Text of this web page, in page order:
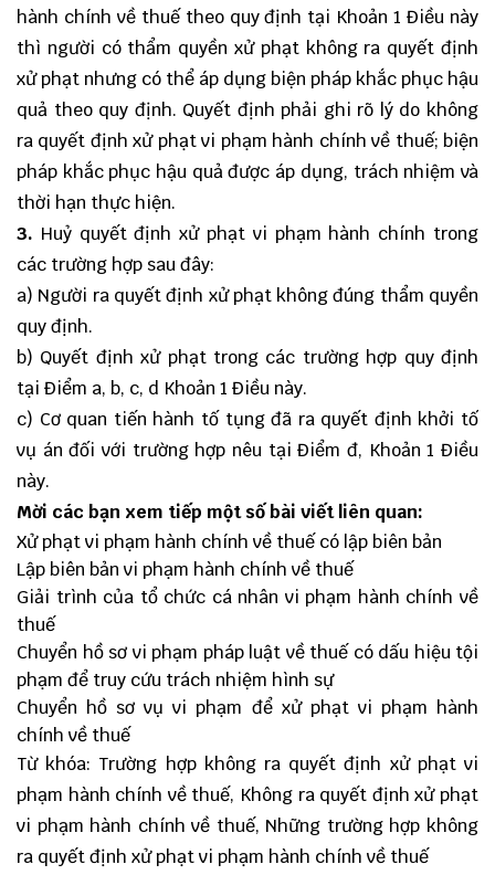
hành chính về thuế theo quy định tại Khoản 1 Điều này
thì người có thẩm quyền xử phạt không ra quyết định
xử phạt nhưng có thể áp dụng biện pháp khắc phục hậu
quả theo quy định. Quyết định phải ghi rõ lý do không
ra quyết định xử phạt vi phạm hành chính về thuế; biện
pháp khắc phục hậu quả được áp dụng, trách nhiệm và
thời hạn thực hiện.
3. Huỷ quyết định xử phạt vi phạm hành chính trong
các trường hợp sau đây:
a) Người ra quyết định xử phạt không đúng thẩm quyền
quy định.
b) Quyết định xử phạt trong các trường hợp quy định
tại Điểm a, b, c, d Khoản 1 Điều này.
c) Cơ quan tiến hành tố tụng đã ra quyết định khởi tố
vụ án đối với trường hợp nêu tại Điểm đ, Khoản 1 Điều
này.
Mời các bạn xem tiếp một số bài viết liên quan:
Xử phạt vi phạm hành chính về thuế có lập biên bản
Lập biên bản vi phạm hành chính về thuế
Giải trình của tổ chức cá nhân vi phạm hành chính về
thuế
Chuyển hồ sơ vi phạm pháp luật về thuế có dấu hiệu tội
phạm để truy cứu trách nhiệm hình sự
Chuyển hồ sơ vụ vi phạm để xử phạt vi phạm hành
chính về thuế
Từ khóa: Trường hợp không ra quyết định xử phạt vi
phạm hành chính về thuế, Không ra quyết định xử phạt
vi phạm hành chính về thuế, Những trường hợp không
ra quyết định xử phạt vi phạm hành chính về thuế